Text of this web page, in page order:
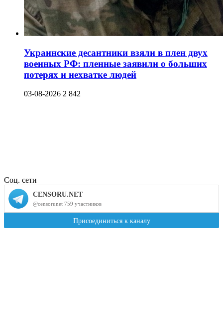
Украинские десантники взяли в плен двух
военных РФ: пленные заявили о больших
потерях и нехватке людей
03-08-2026 2 842
Соц. сети